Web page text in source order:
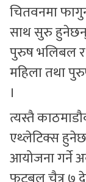
चितवनमा
साथ सुरु हुनेछन्
पुरुष भलिबल र
महिला तथा
।
त्यस्तै
एथ्लेटिक्स
आयोजना गर्ने